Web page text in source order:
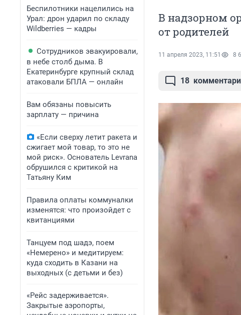
Беспилотники нацелились на
Урал: дрон ударил по складу
Wildberries — кадры
Сотрудников эвакуировали,
в небе столб дыма. В
Екатеринбурге крупный склад
атаковали БПЛА — онлайн
Вам обязаны повысить
зарплату — причина
«Если сверху летит ракета и
сжигает мой товар, то это не
мой риск». Основатель Levrana
обрушился с критикой на
Татьяну Ким
Правила оплаты коммуналки
изменятся: что произойдет с
квитанциями
Танцуем под шадэ, поем
«Немерено» и медитируем:
куда сходить в Казани на
выходных (с детьми и без)
«Рейс задерживается».
Закрытые аэропорты,
В надзорном
от родителей
11 апреля 2023, 11:51 8
18